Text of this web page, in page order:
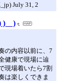
July 31, 2
) )
の内容以前に、7
健康で現場に辿
現場着いたら7割
は楽しくできま